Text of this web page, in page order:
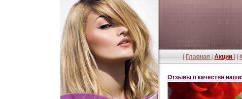
Главная Акции
Отзывы о качестве